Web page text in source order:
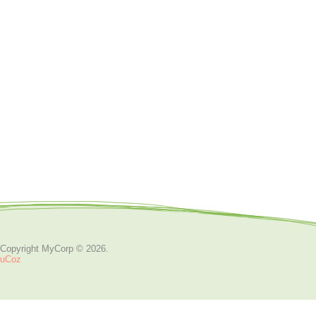
Copyright MyCorp © 2026.
uCoz